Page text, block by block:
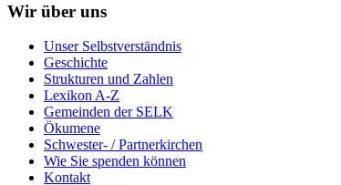
Wir über uns
Unser Selbstverständnis
Geschichte
Strukturen und Zahlen
Lexikon A-Z
Gemeinden der SELK
Ökumene
Schwester- / Partnerkirchen
Wie Sie spenden können
Kontakt